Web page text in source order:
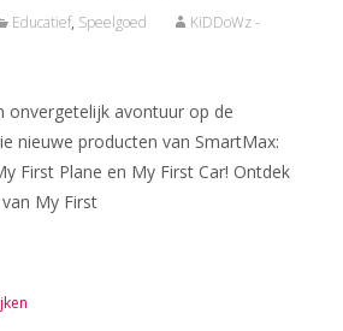
Educatief, Speelgoed
KiDDoWz -
onvergetelijk avontuur op de
nieuwe producten van SmartMax:
First Plane en My First Car! Ontdek
My First